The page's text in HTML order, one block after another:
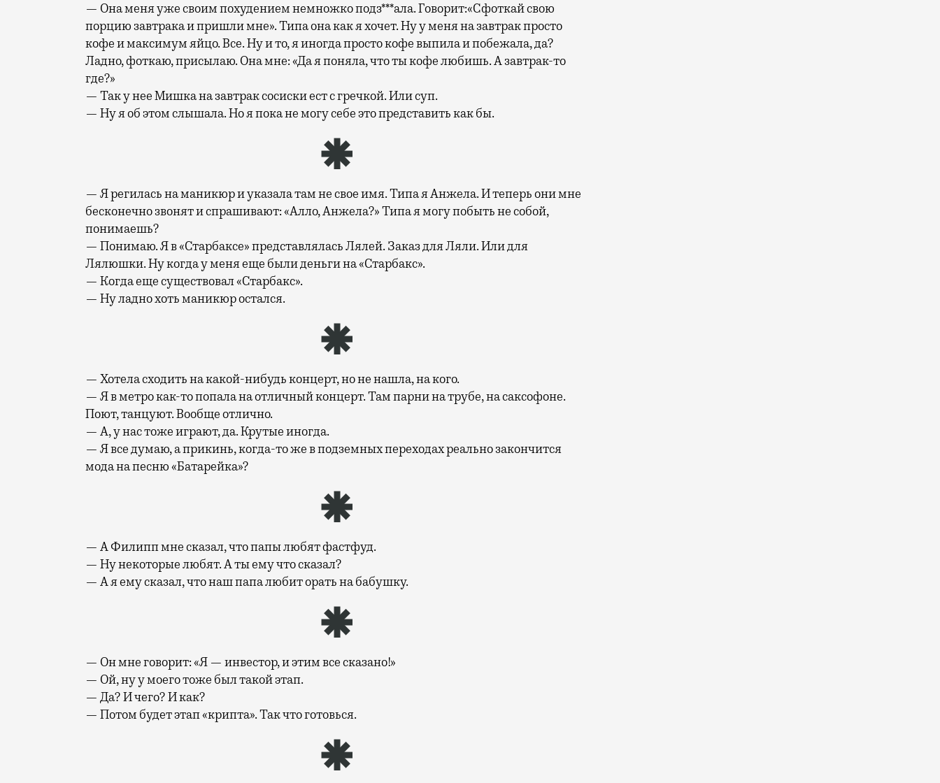
— Она меня уже своим похудением немножко подз***ала. Говорит:«Сфоткай свою
порцию завтрака и пришли мне». Типа она как я хочет. Ну у меня на завтрак просто
кофе и максимум яйцо. Все. Ну и то, я иногда просто кофе выпила и побежала, да?
Ладно, фоткаю, присылаю. Она мне: «Да я поняла, что ты кофе любишь. А завтрак-то
где?»
— Так у нее Мишка на завтрак сосиски ест с гречкой. Или суп.
— Ну я об этом слышала. Но я пока не могу себе это представить как бы.
— Я регилась на маникюр и указала там не свое имя. Типа я Анжела. И теперь они мне
бесконечно звонят и спрашивают: «Алло, Анжела?» Типа я могу побыть не собой,
понимаешь?
— Понимаю. Я в «Старбаксе» представлялась Лялей. Заказ для Ляли. Или для
Лялюшки. Ну когда у меня еще были деньги на «Старбакс».
— Когда еще существовал «Старбакс».
— Ну ладно хоть маникюр остался.
— Хотела сходить на какой-нибудь концерт, но не нашла, на кого.
— Я в метро как-то попала на отличный концерт. Там парни на трубе, на саксофоне.
Поют, танцуют. Вообще отлично.
— А, у нас тоже играют, да. Крутые иногда.
— Я все думаю, а прикинь, когда-то же в подземных переходах реально закончится
мода на песню «Батарейка»?
— А Филипп мне сказал, что папы любят фастфуд.
— Ну некоторые любят. А ты ему что сказал?
— А я ему сказал, что наш папа любит орать на бабушку.
— Он мне говорит: «Я — инвестор, и этим все сказано!»
— Ой, ну у моего тоже был такой этап.
— Да? И чего? И как?
— Потом будет этап «крипта». Так что готовься.